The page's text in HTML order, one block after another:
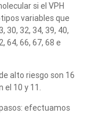
si el VPH
variables que
30, 32, 34, 39, 40,
64, 66, 67, 68 e
alto riesgo son 16
el 10 y 11.
efectuamos